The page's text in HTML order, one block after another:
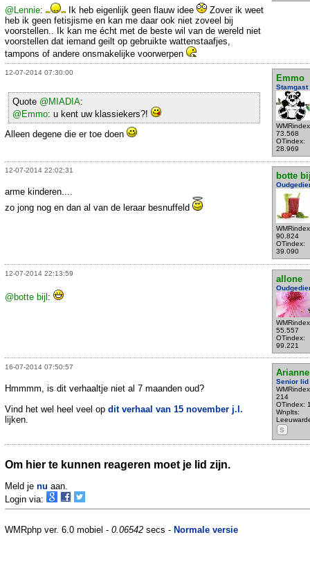
@Lennie: Ik heb eigenlijk geen flauw idee
Zover ik weet
heb ik geen fetisjisme en kan me daar ook niet zoveel bij
voorstellen.. Ik kan me écht met de beste wil van de wereld niet
voorstellen dat iemand geilt op gebruikte wattenstaafjes,
tampons of andere onsmakelijke voorwerpen
12-07-2014 07:30:00
Emmo
Stamgast
73.568
OTindex:
28.969
Quote @MIADIA:
@Emmo: u kent uw klassiekers?!
Alleen degene die er toe doen
12-07-2014 22:02:31
botte
90.824
OTindex:
39.090
arme kinderen....
zo jong nog en dan al van de leraar besnuffeld
12-07-2014 22:13:59
allone
55.557
OTindex:
99.221
@botte bijl:
16-07-2014 07:50:57
Arianne
Senior lid
214
OTindex:
Wnplts:
S
Hmmmm, is dit verhaaltje niet al 7 maanden oud?
Vind het wel heel veel op dit verhaal van 15 november j.l.
lijken.
Om hier te kunnen reageren moet je lid zijn.
Meld je nu aan.
Login via:
WMRphp ver. 6.0 mobiel - 0.06542 secs - Normale versie